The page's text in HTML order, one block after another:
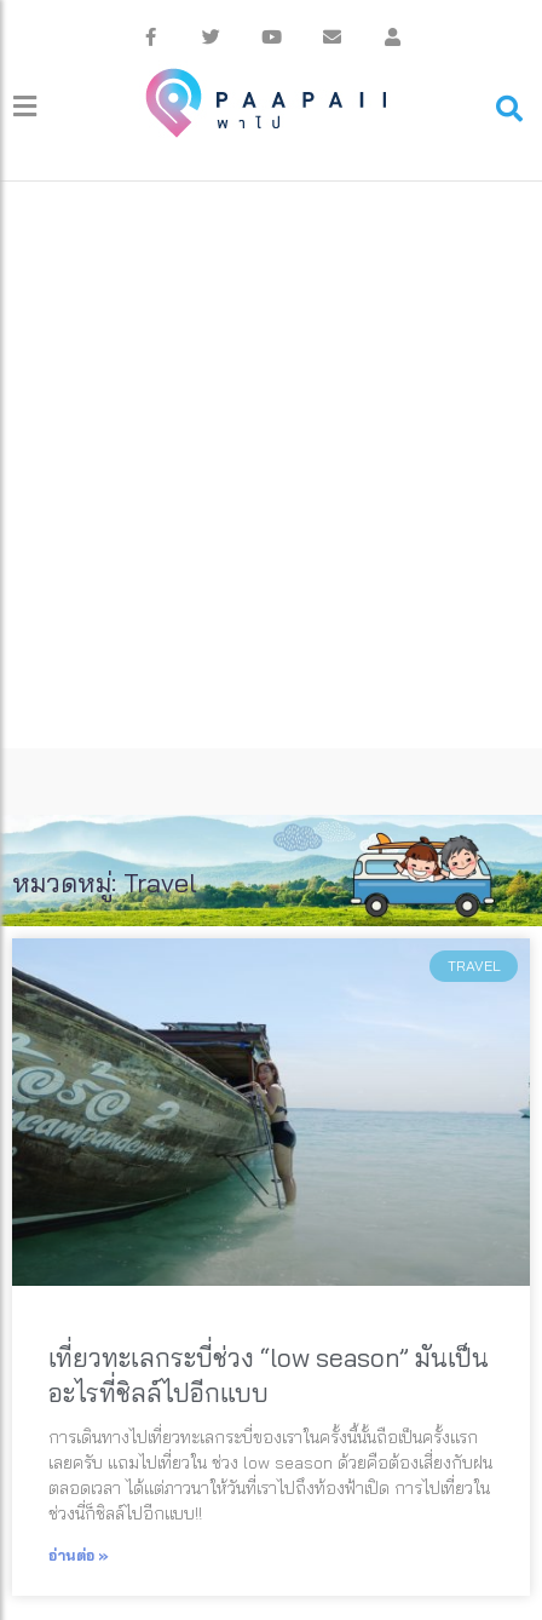
หมวดหมู่: Travel
TRAVEL
เที่ยวทะเลกระบี่ช่วง “low season” มันเป็น
อะไรที่ชิลล์ไปอีกแบบ
การเดินทางไปเที่ยวทะเลกระบี่ของเราในครั้งนี้นั้นถือเป็นครั้งแรก
เลยครับ แถมไปเที่ยวใน ช่วง low season ด้วยคือต้องเสี่ยงกับฝน
ตลอดเวลา ได้แต่ภาวนาให้วันที่เราไปถึงท้องฟ้าเปิด การไปเที่ยวใน
ช่วงนี่ก็ชิลล์ไปอีกแบบ!!
อ่านต่อ »